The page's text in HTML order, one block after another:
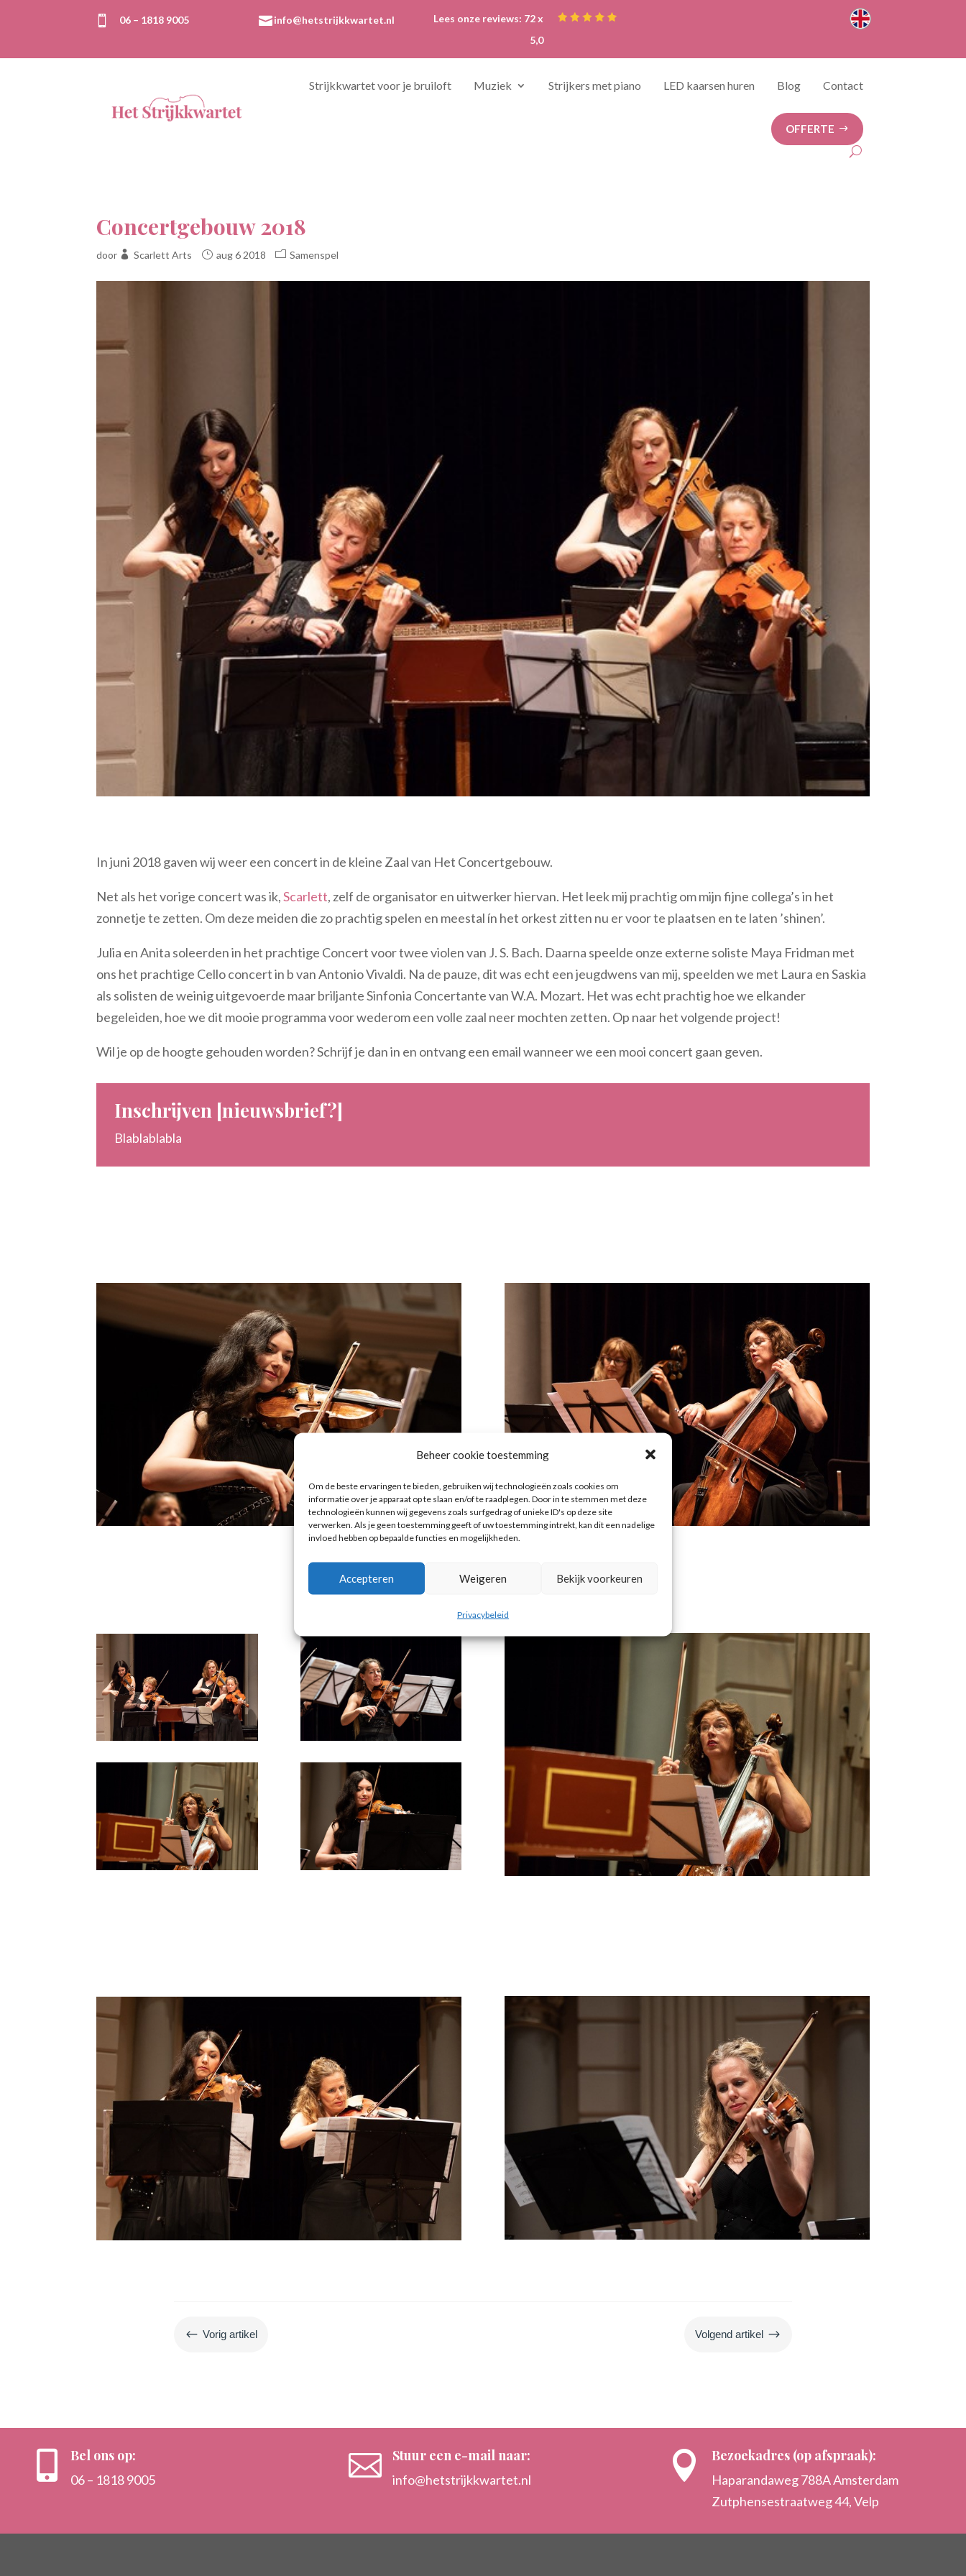
Beheer cookie toestemming
Om de beste ervaringen te bieden, gebruiken wij technologieën zoals cookies om
informatie over je apparaat op te slaan en/of te raadplegen. Door in te stemmen met deze
technologieën kunnen wij gegevens zoals surfgedrag of unieke ID's op deze site
verwerken. Als je geen toestemming geeft of uw toestemming intrekt, kan dit een nadelige
invloed hebben op bepaalde functies en mogelijkheden.
Accepteren Weigeren Bekijk voorkeuren
Privacybeleid
 06 – 1818 9005 info@hetstrijkkwartet.nl
Lees onze reviews: 72 x
5,0
Strijkkwartet voor je bruiloft Muziek Strijkers met piano LED kaarsen huren Blog Contact
OFFERTE
Concertgebouw 2018
door Scarlett Arts aug 6 2018 Samenspel
In juni 2018 gaven wij weer een concert in de kleine Zaal van Het Concertgebouw.
Net als het vorige concert was ik,Scarlett, zelf de organisator en uitwerker hiervan. Het leek mij prachtig om mijn fijne collega’s in het
zonnetje te zetten. Om deze meiden die zo prachtig spelen en meestal ín het orkest zitten nu er voor te plaatsen en te laten ’shinen’.
Julia en Anita soleerden in het prachtige Concert voor twee violen van J. S. Bach. Daarna speelde onze externe soliste Maya Fridman met
ons het prachtige Cello concert in b van Antonio Vivaldi. Na de pauze, dit was echt een jeugdwens van mij, speelden we met Laura en Saskia
als solisten de weinig uitgevoerde maar briljante Sinfonia Concertante van W.A. Mozart. Het was echt prachtig hoe we elkander
begeleiden, hoe we dit mooie programma voor wederom een volle zaal neer mochten zetten. Op naar het volgende project!
Wil je op de hoogte gehouden worden? Schrijf je dan in en ontvang een email wanneer we een mooi concert gaan geven.
Inschrijven [nieuwsbrief?]
Blablablabla
# Vorig artikel Volgend artikel $
 Bel ons op:
06 – 1818 9005  Stuur een e-mail naar:
info@hetstrijkkwartet.nl  Bezoekadres (op afspraak):
Haparandaweg 788A Amsterdam
Zutphensestraatweg 44, Velp